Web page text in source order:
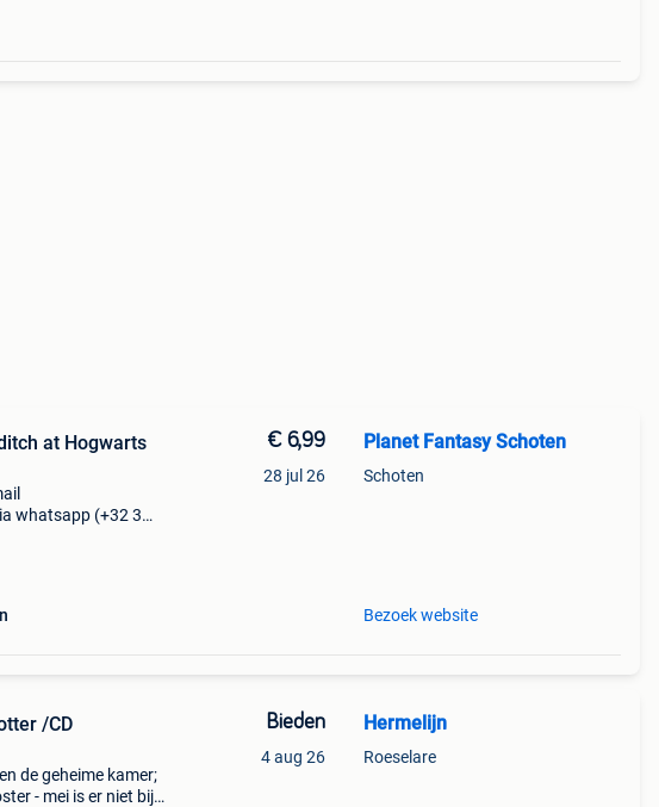
at Hogwarts
whatsapp (+32 3
€ 6,99
28 jul 26
Planet Fantasy Schoten
Schoten
Bezoek website
/CD
de geheime kamer;
- mei is er niet bij -
Bieden
4 aug 26
Hermelijn
Roeselare